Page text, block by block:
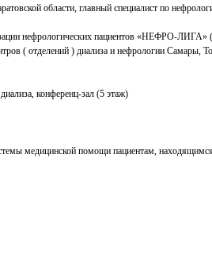
области, главный специалист по
нефрологических пациентов «НЕФРО-ЛИГА»
( отделений ) диализа и нефрологии Самары,
конференц-зал (5 этаж)
медицинской помощи пациентам,